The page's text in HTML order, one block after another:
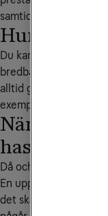
samtida
Hur snabbt
Du kan enkelt
bredbandskollen.se.
alltid gäller under
exempelvis med
När är det
hastighet?
Då och då behöver
En uppdatering
det ska gå så snabbt